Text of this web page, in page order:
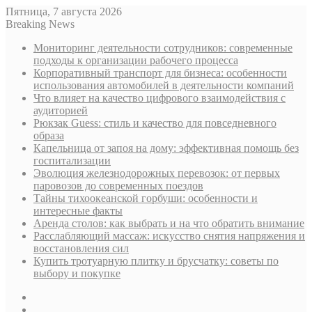
Пятница, 7 августа 2026
Breaking News
Мониторинг деятельности сотрудников: современные
подходы к организации рабочего процесса
Корпоративный транспорт для бизнеса: особенности
использования автомобилей в деятельности компаний
Что влияет на качество цифрового взаимодействия с
аудиторией
Рюкзак Guess: стиль и качество для повседневного
образа
Капельница от запоя на дому: эффективная помощь без
госпитализации
Эволюция железнодорожных перевозок: от первых
паровозов до современных поездов
Тайны тихоокеанской горбуши: особенности и
интересные факты
Аренда столов: как выбрать и на что обратить внимание
Расслабляющий массаж: искусство снятия напряжения и
восстановления сил
Купить тротуарную плитку и брусчатку: советы по
выбору и покупке